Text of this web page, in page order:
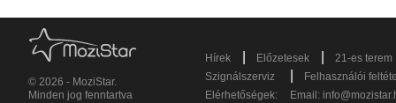
© 2026 - MoziStar.
Minden jog fenntartva
Hírek Előzetesek
21-es terem
Szignálszerviz
Felhasználói
Elérhetőségek:
Email: